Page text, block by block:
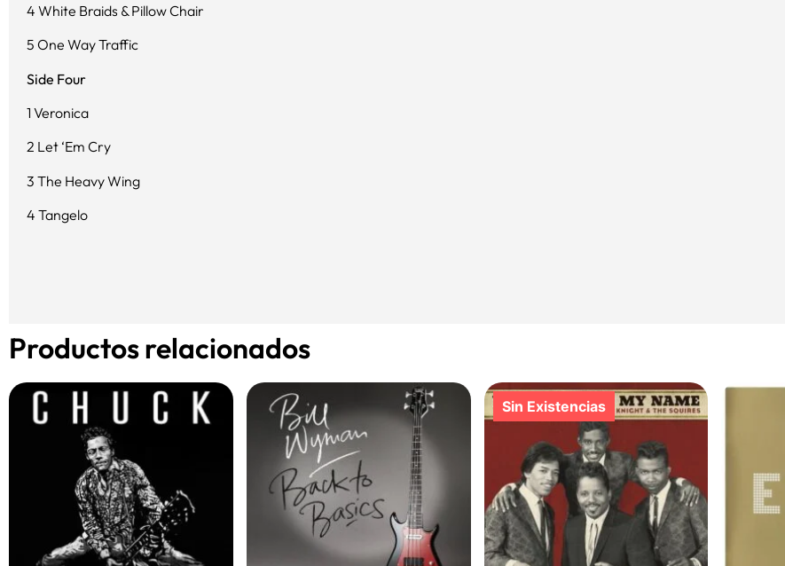
4 White Braids & Pillow Chair
5 One Way Traffic
Side Four
1 Veronica
2 Let ‘Em Cry
3 The Heavy Wing
4 Tangelo
Productos relacionados